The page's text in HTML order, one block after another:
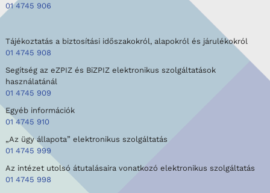
01 4745 906
Tájékoztatás a biztosítási időszakokról, alapokról és járulékokról
01 4745 908
Segítség az eZPIZ és BiZPIZ elektronikus szolgáltatások
használatánál
01 4745 909
Egyéb információk
01 4745 910
„Az ügy állapota” elektronikus szolgáltatás
01 4745 999
Az intézet utolsó átutalásaira vonatkozó elektronikus szolgáltatás
01 4745 998